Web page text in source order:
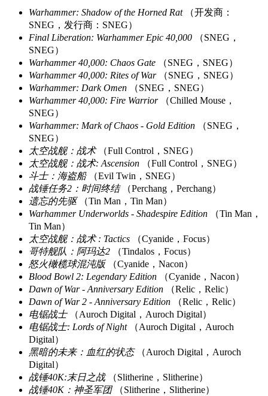
Warhammer: Shadow of the Horned Rat（开发商：
SNEG，发行商：SNEG）
Final Liberation: Warhammer Epic 40,000 （SNEG，
SNEG）
Warhammer 40,000: Chaos Gate （SNEG，SNEG）
Warhammer 40,000: Rites of War（SNEG，SNEG）
Warhammer: Dark Omen （SNEG，SNEG）
Warhammer 40,000: Fire Warrior（Chilled Mouse，
SNEG）
Warhammer: Mark of Chaos - Gold Edition （SNEG，
SNEG）
太空战舰：战术（Full Control，SNEG）
太空战舰：战术: Ascension （Full Control，SNEG）
斗士：海盗船（Evil Twin，SNEG）
战锤任务2：时间终结（Perchang，Perchang）
遗忘的先驱（Tin Man，Tin Man）
Warhammer Underworlds - Shadespire Edition （Tin Man，
Tin Man）
太空战舰：战术 : Tactics （Cyanide，Focus）
哥特舰队：阿玛达2 （Tindalos，Focus）
怒火橄榄球混沌版（Cyanide，Nacon）
Blood Bowl 2: Legendary Edition （Cyanide，Nacon）
Dawn of War - Anniversary Edition （Relic，Relic）
Dawn of War 2 - Anniversary Edition （Relic，Relic）
电锯战士（Auroch Digital，Auroch Digital）
电锯战士: Lords of Night（Auroch Digital，Auroch
Digital）
黑暗的未来：血红的状态（Auroch Digital，Auroch
Digital）
战锤40K:末日之战（Slitherine，Slitherine）
战锤40K：神圣军团（Slitherine，Slitherine）